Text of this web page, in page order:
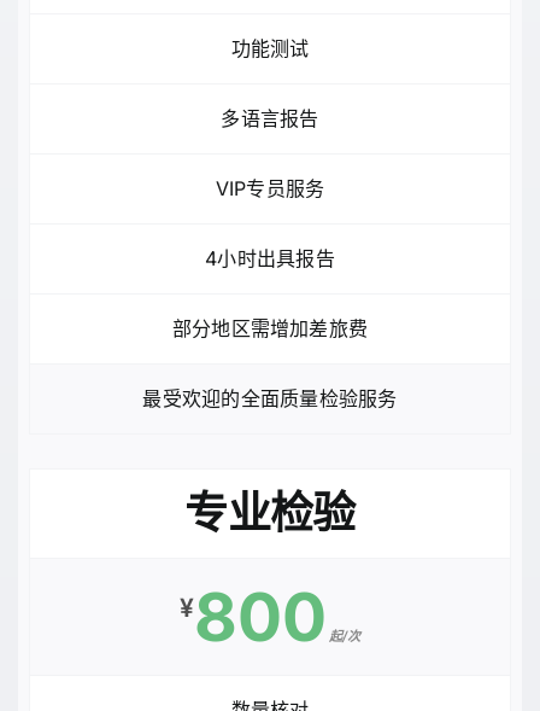
功能测试
多语言报告
VIP专员服务
4小时出具报告
部分地区需增加差旅费
最受欢迎的全面质量检验服务
专业检验
¥800 起/次